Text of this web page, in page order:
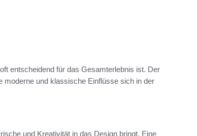
entscheidend für das Gesamterlebnis ist. Der
moderne und klassische Einflüsse sich in der
und Kreativität in das Design bringt. Eine